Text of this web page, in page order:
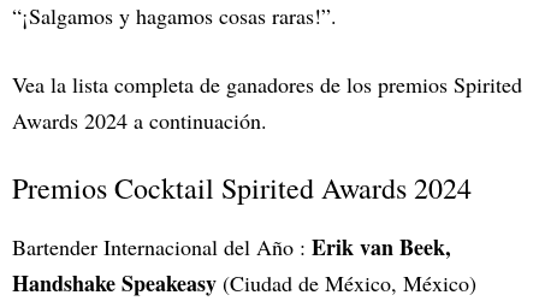
“¡Salgamos y hagamos cosas raras!”.
Vea la lista completa de ganadores de los premios Spirited
Awards 2024 a continuación.
Premios Cocktail Spirited Awards 2024
Bartender Internacional del Año : Erik van Beek,
Handshake Speakeasy (Ciudad de México, México)